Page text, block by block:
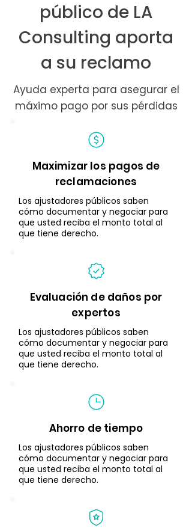
público de LA
Consulting aporta
a su reclamo
Ayuda experta para asegurar el
máximo pago por sus pérdidas
Maximizar los pagos de
reclamaciones
Los ajustadores públicos saben
cómo documentar y negociar para
que usted reciba el monto total al
que tiene derecho.
Evaluación de daños por
expertos
Los ajustadores públicos saben
cómo documentar y negociar para
que usted reciba el monto total al
que tiene derecho.
Ahorro de tiempo
Los ajustadores públicos saben
cómo documentar y negociar para
que usted reciba el monto total al
que tiene derecho.